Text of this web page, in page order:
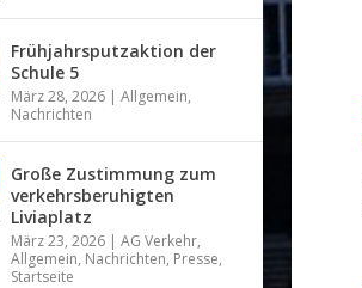
Frühjahrsputzaktion der
Schule 5
März 28, 2026 |Allgemein,
Nachrichten
Große Zustimmung zum
verkehrsberuhigten
Liviaplatz
März 23, 2026 |AG Verkehr,
Allgemein, Nachrichten, Presse,
Startseite